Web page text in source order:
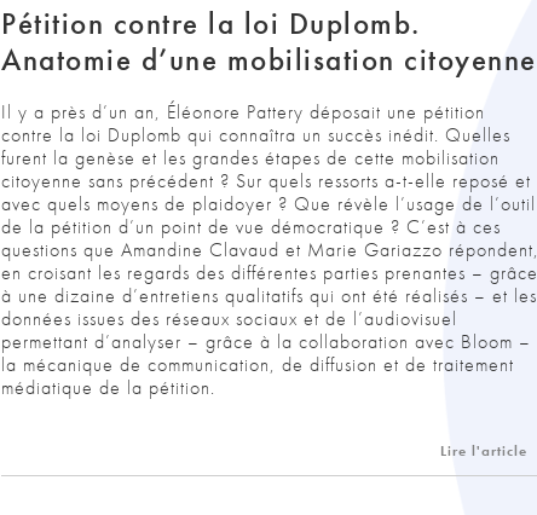
Pétition contre la loi Duplomb.
Anatomie d’une mobilisation citoyenne
Il y a près d’un an, Éléonore Pattery déposait une pétition
contre la loi Duplomb qui connaîtra un succès inédit. Quelles
furent la genèse et les grandes étapes de cette mobilisation
citoyenne sans précédent ? Sur quels ressorts a-t-elle reposé et
avec quels moyens de plaidoyer ? Que révèle l’usage de l’outil
de la pétition d’un point de vue démocratique ? C’est à ces
questions que Amandine Clavaud et Marie Gariazzo répondent,
en croisant les regards des différentes parties prenantes – grâce
à une dizaine d’entretiens qualitatifs qui ont été réalisés – et les
données issues des réseaux sociaux et de l’audiovisuel
permettant d’analyser – grâce à la collaboration avec Bloom –
la mécanique de communication, de diffusion et de traitement
médiatique de la pétition.
Lire l'article